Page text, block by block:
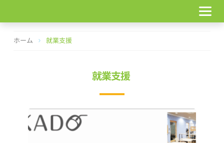
テ
ホーム 就業支援
就業支援